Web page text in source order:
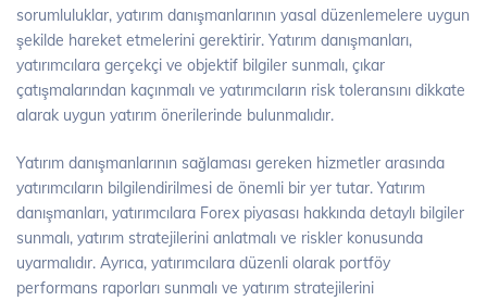
sorumluluklar, yatırım danışmanlarının yasal düzenlemelere uygun
şekilde hareket etmelerini gerektirir. Yatırım danışmanları,
yatırımcılara gerçekçi ve objektif bilgiler sunmalı, çıkar
çatışmalarından kaçınmalı ve yatırımcıların risk toleransını dikkate
alarak uygun yatırım önerilerinde bulunmalıdır.
Yatırım danışmanlarının sağlaması gereken hizmetler arasında
yatırımcıların bilgilendirilmesi de önemli bir yer tutar. Yatırım
danışmanları, yatırımcılara Forex piyasası hakkında detaylı bilgiler
sunmalı, yatırım stratejilerini anlatmalı ve riskler konusunda
uyarmalıdır. Ayrıca, yatırımcılara düzenli olarak portföy
performans raporları sunmalı ve yatırım stratejilerini